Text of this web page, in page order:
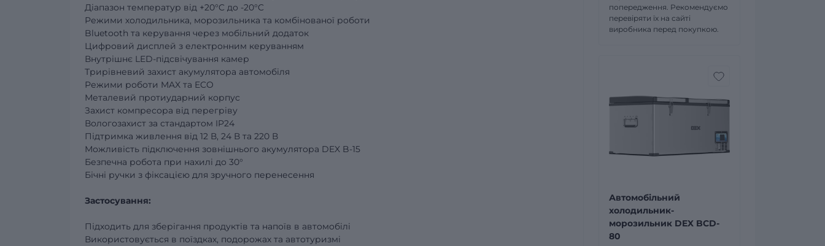
Діапазон температур від +20°C до -20°C
Режими холодильника, морозильника та комбінованої роботи
Bluetooth та керування через мобільний додаток
Цифровий дисплей з електронним керуванням
Внутрішнє LED-підсвічування камер
Трирівневий захист акумулятора автомобіля
Режими роботи MAX та ECO
Металевий протиударний корпус
Захист компресора від перегріву
Вологозахист за стандартом IP24
Підтримка живлення від 12 В, 24 В та 220 В
Можливість підключення зовнішнього акумулятора DEX B-15
Безпечна робота при нахилі до 30°
Бічні ручки з фіксацією для зручного перенесення
Застосування:
Підходить для зберігання продуктів та напоїв в автомобілі
Використовується в поїздках, подорожах та автотуризмі
попередження. Рекомендуємо
перевіряти їх на сайті
виробника перед покупкою.
Автомобільний
холодильник-
морозильник DEX BCD-
80